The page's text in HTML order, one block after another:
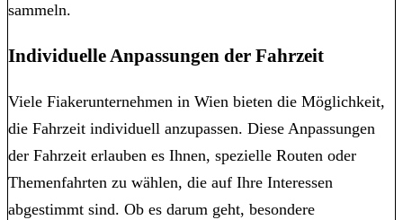
sammeln.
Individuelle Anpassungen der Fahrzeit
Viele Fiakerunternehmen in Wien bieten die Möglichkeit,
die Fahrzeit individuell anzupassen. Diese Anpassungen
der Fahrzeit erlauben es Ihnen, spezielle Routen oder
Themenfahrten zu wählen, die auf Ihre Interessen
abgestimmt sind. Ob es darum geht, besondere